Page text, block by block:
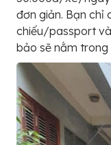
đơn giản. Bạn chỉ
chiếu/passport
bảo sẽ nằm trong